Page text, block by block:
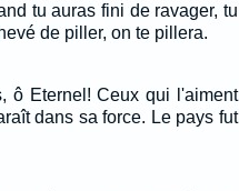
tu auras fini de ravager, tu
de piller, on te pillera.
ô Eternel! Ceux qui l'aiment
dans sa force. Le pays fut